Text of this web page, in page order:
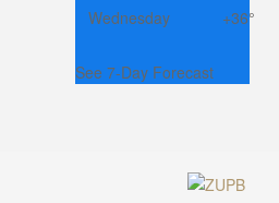
Wednesday
+36°
See 7-Day Forecast